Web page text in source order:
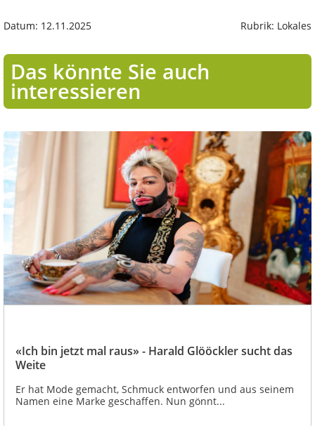
Datum: 12.11.2025 Rubrik: Lokales
Das könnte Sie auch
interessieren
«Ich bin jetzt mal raus» - Harald Glööckler sucht das
Weite
Er hat Mode gemacht, Schmuck entworfen und aus seinem
Namen eine Marke geschaffen. Nun gönnt...